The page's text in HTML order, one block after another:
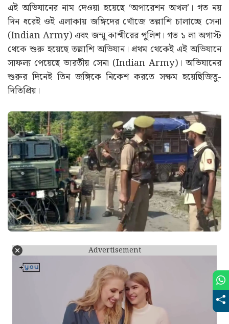
এই অভিযানের নাম দেওয়া হয়েছে ‘অপারেশন অখল’। গত নয়
দিন ধরেই ওই এলাকায় জঙ্গিদের খোঁজে তল্লাশি চালাচ্ছে সেনা
(Indian Army) এবং জম্মু কাশ্মীরের পুলিশ। গত ১ লা অগাস্ট
থেকে শুরু হয়েছে তল্লাশি অভিযান। প্রথম থেকেই এই অভিযানে
সাফল্য পেয়েছে ভারতীয় সেনা (Indian Army)। অভিযানের
শুরুর দিনেই তিন জঙ্গিকে নিকেশ করতে সক্ষম হয়েছিজিতু-
দিতিপ্রিয়।
Advertisement